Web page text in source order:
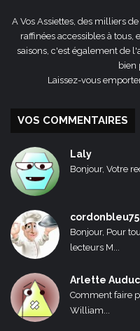
A Vos Assiettes, des milliers
raffinées accessibles à
saisons, c'est également de
bien
Laissez-vous
VOS COMMENTAIRES
Laly
Bonjour, Votre
cordonbleu75
Bonjour, Pour
lecteurs M...
Arlette Auduc
Comment faire
William...